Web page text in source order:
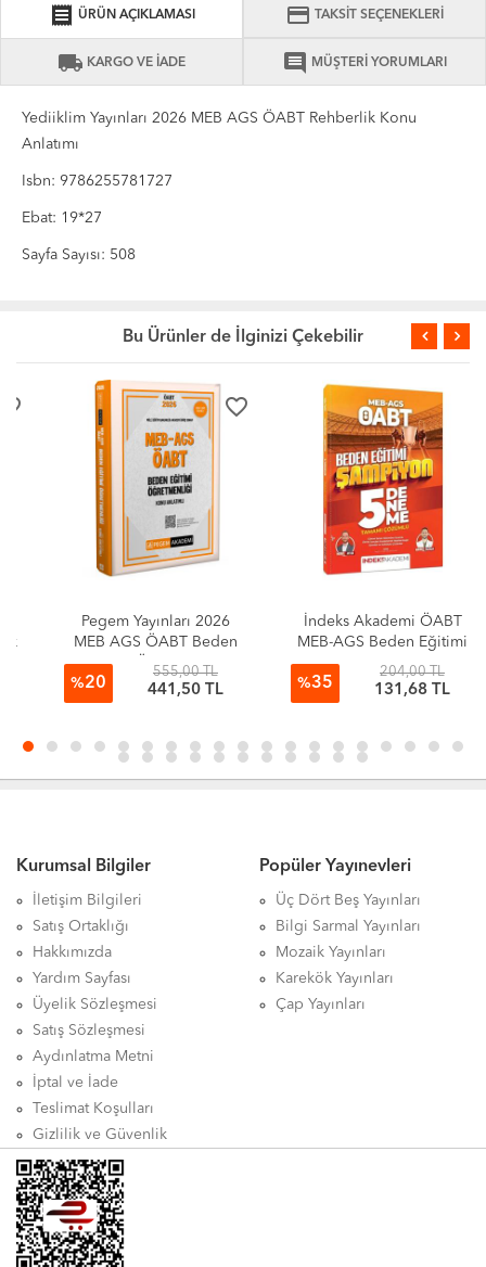
receipt ÜRÜN AÇIKLAMASI credit_card TAKSİT SEÇENEKLERİ
local_shipping KARGO VE İADE comment MÜŞTERİ YORUMLARI
Yediiklim Yayınları 2026 MEB AGS ÖABT Rehberlik Konu
Anlatımı
Isbn: 9786255781727
Ebat: 19*27
Sayfa Sayısı: 508
Bu Ürünler de İlginizi Çekebilir
favorite_border
Pegem Yayınları 2026
MEB AGS ÖABT Beden
Eğitimi Öğretmenliği
Konu Anlatımlı
20
555,00 TL
441,50 TL
favorite_border
İndeks Akademi ÖABT
MEB-AGS Beden Eğitimi
Şampiyon 5 Deneme
Çözümlü - Murat Aydın
35
204,00 TL
131,68 TL
Kurumsal Bilgiler
İletişim Bilgileri
Satış Ortaklığı
Hakkımızda
Yardım Sayfası
Üyelik Sözleşmesi
Satış Sözleşmesi
Aydınlatma Metni
İptal ve İade
Teslimat Koşulları
Gizlilik ve Güvenlik
Popüler Yayınevleri
Üç Dört Beş Yayınları
Bilgi Sarmal Yayınları
Mozaik Yayınları
Karekök Yayınları
Çap Yayınları